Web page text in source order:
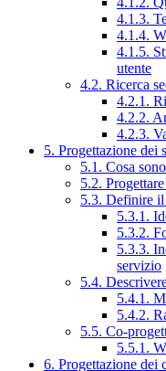
4.1.3.
4.1.4.
4.1.5.
utente
4.2. Ricerca
4.2.1.
4.2.2.
4.2.3.
5. Progettazione dei
5.1. Cosa
5.2.
5.3. Definire
5.3.1.
5.3.2.
5.3.3.
servizio
5.4.
5.4.1.
5.4.2.
5.5. Co-
5.5.1.
6. Progettazione dei